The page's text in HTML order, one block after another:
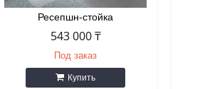
Ресепшн-стойка
543 000 ₸
Под заказ
Купить